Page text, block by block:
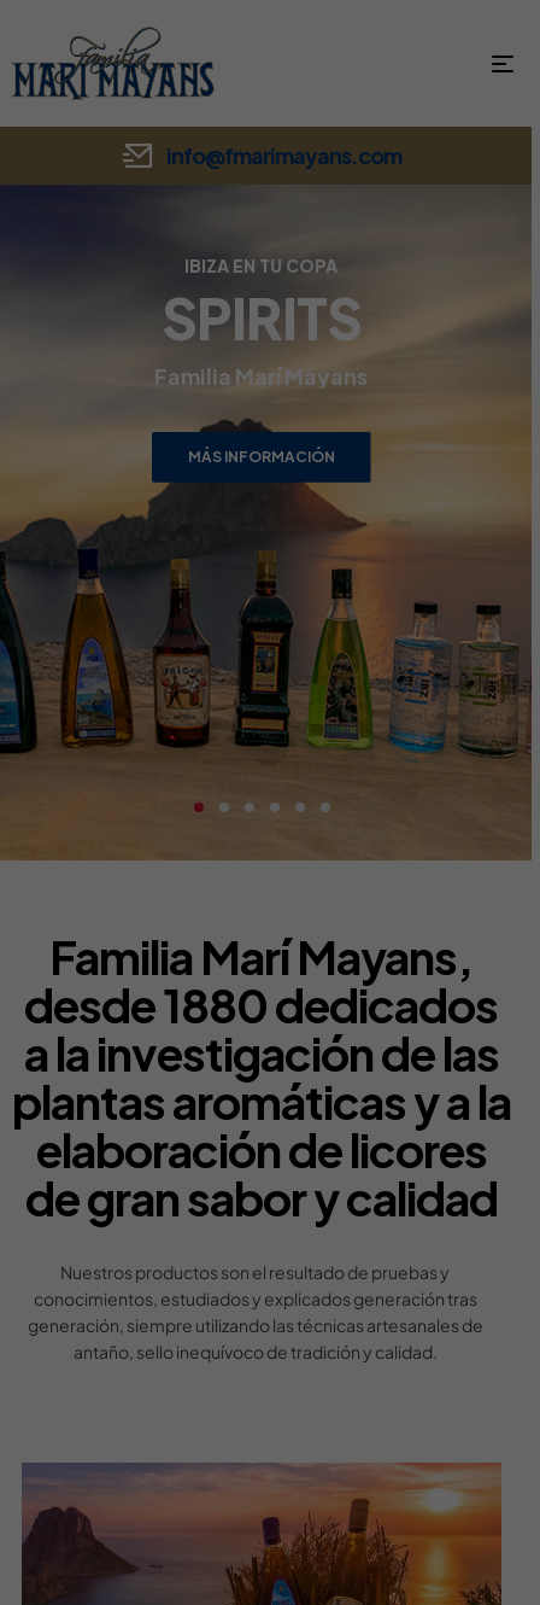
info@fmarimayans.com
IBIZA EN TU COPA
SPIRITS
Familia Marí Mayans
MÁS INFORMACIÓN
Familia Marí Mayans,
desde 1880 dedicados
a la investigación de las
plantas aromáticas y a la
elaboración de licores
de gran sabor y calidad
Nuestros productos son el resultado de pruebas y
conocimientos, estudiados y explicados generación tras
generación, siempre utilizando las técnicas artesanales de
antaño, sello inequívoco de tradición y calidad.